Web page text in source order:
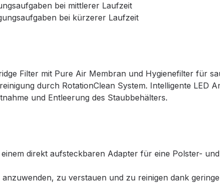
bei mittlerer Laufzeit
bei kürzerer Laufzeit
Filter mit Pure Air Membran und Hygienefilter für
durch RotationClean System. Intelligente LED
und Entleerung des Staubbehälters.
direkt aufsteckbaren Adapter für eine Polster-
zu verstauen und zu reinigen dank